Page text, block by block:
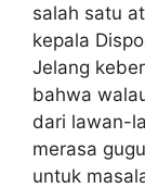
salah satu
kepala
Jelang
bahwa
dari lawan-
merasa
untuk